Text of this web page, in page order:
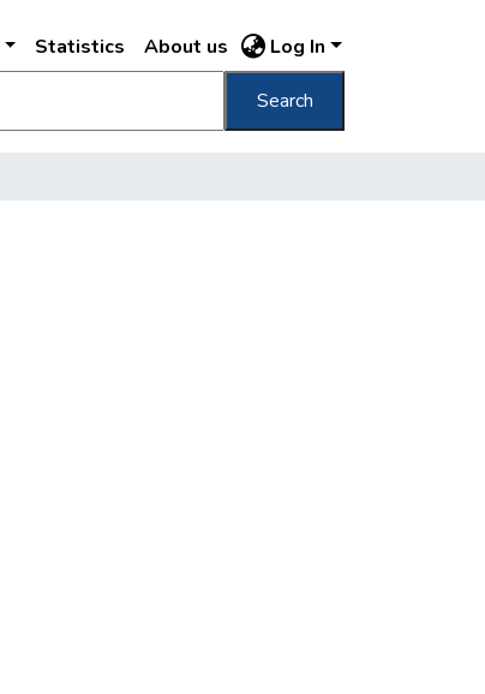
Statistics About us Log In
Search